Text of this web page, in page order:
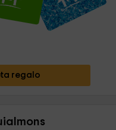
regalo